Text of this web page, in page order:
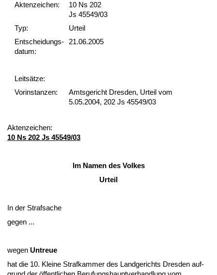
Akten­zeichen:
10 Ns 202
Js 45549/03
Typ:
Urteil
Ent­scheid­ungs­
datum:
21.06.2005
Leit­sätze:
Vor­ins­tan­zen:
Amtsgericht Dresden, Urteil vom
5.05.2004, 202 Js 45549/03
Ak­ten­zei­chen:
10 Ns 202 Js 45549/03
Im Na­men des Vol­kes
Ur­teil
In der Straf­sa­che
ge­gen ...
we­gen Un­treue
hat die 10. Klei­ne Straf­kam­mer des Land­ge­richts Dres­den auf­